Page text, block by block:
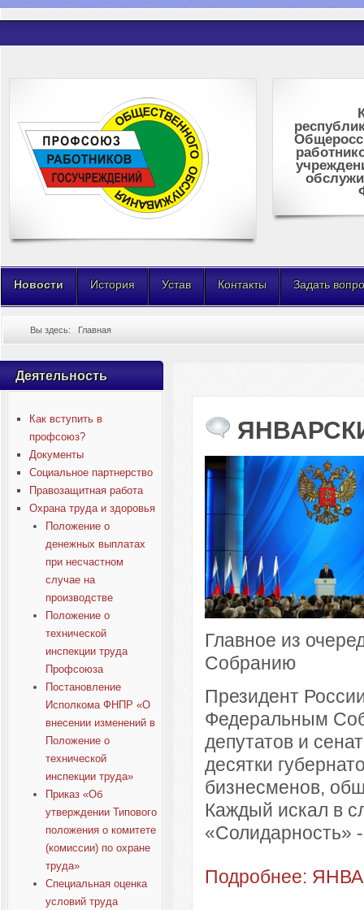
Новости История Устав Контакты Задать
Вы здесь: Главная
Деятельность
Как вступить в
профсоюз?
Документы
Социальное партнерство
Правозащитная работа
Охрана труда и здоровья
Положение о
денежных выплатах
при несчастном
случае на
производстве
Положение о
технической
инспекции труда
Профсоюза
Постановление
Исполкома ФНПР «О
внесении изменений в
Положение о
технической
инспекции труда»
Приказ «Об
утверждении Типового
положения о комитете
(комиссии) по охране
труда»
Специальная оценка
условий труда
Главное из
Собранию
Президент
Федеральным
депутатов и
десятки
бизнесменов,
Каждый искал в
«Солидарность»
Подробнее: